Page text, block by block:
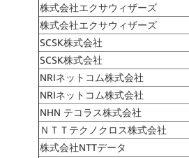
株式会社エクサウィザーズ
株式会社エクサウィザーズ
SCSK株式会社
SCSK株式会社
NRIネットコム株式会社
NRIネットコム株式会社
NHN テコラス株式会社
ＮＴＴテクノクロス株式会社
株式会社NTTデータ